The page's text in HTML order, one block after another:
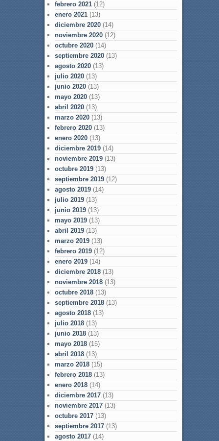
febrero 2021(12)
enero 2021(13)
diciembre 2020(14)
noviembre 2020(12)
octubre 2020(14)
septiembre 2020(13)
agosto 2020(13)
julio 2020(13)
junio 2020(13)
mayo 2020(13)
abril 2020(13)
marzo 2020(13)
febrero 2020(13)
enero 2020(13)
diciembre 2019(14)
noviembre 2019(13)
octubre 2019(13)
septiembre 2019(12)
agosto 2019(14)
julio 2019(13)
junio 2019(13)
mayo 2019(13)
abril 2019(13)
marzo 2019(13)
febrero 2019(12)
enero 2019(14)
diciembre 2018(13)
noviembre 2018(13)
octubre 2018(13)
septiembre 2018(13)
agosto 2018(13)
julio 2018(13)
junio 2018(13)
mayo 2018(15)
abril 2018(13)
marzo 2018(15)
febrero 2018(13)
enero 2018(14)
diciembre 2017(13)
noviembre 2017(13)
octubre 2017(13)
septiembre 2017(13)
agosto 2017(14)